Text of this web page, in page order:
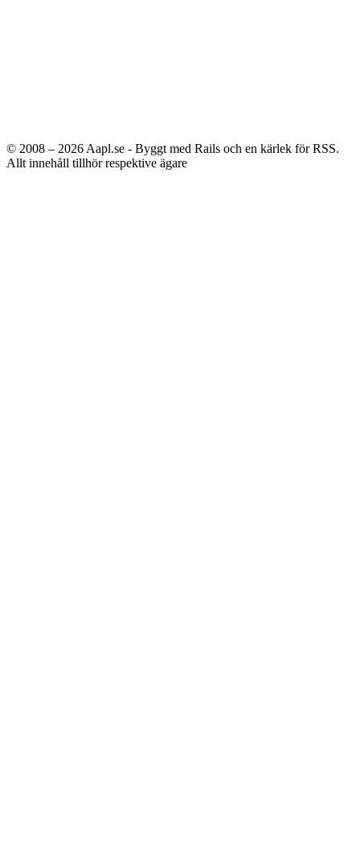
© 2008 – 2026 Aapl.se - Byggt med Rails och en kärlek för RSS.
Allt innehåll tillhör respektive ägare